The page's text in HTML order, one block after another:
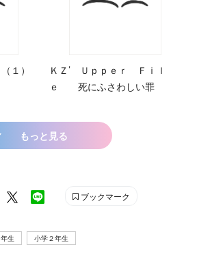
１）
ＫＺ’ Ｕｐｐｅｒ Ｆｉｌ
ｅ 死にふさわしい罪
もっと見る
ブックマーク
生 小学２年生